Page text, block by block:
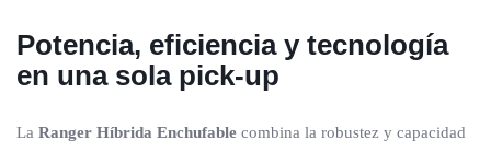
Potencia, eficiencia y tecnología
en una sola pick-up
La Ranger Híbrida Enchufable combina la robustez y capacidad